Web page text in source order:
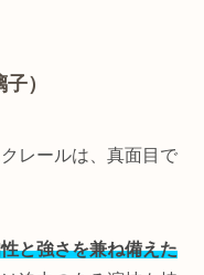
）
レールは、真面目で
と強さを兼ね備えた